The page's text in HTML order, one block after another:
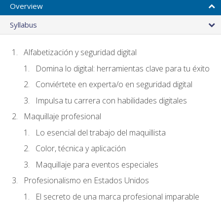
Overview
Syllabus
Alfabetización y seguridad digital
Domina lo digital: herramientas clave para tu éxito
Conviértete en experta/o en seguridad digital
Impulsa tu carrera con habilidades digitales
Maquillaje profesional
Lo esencial del trabajo del maquillista
Color, técnica y aplicación
Maquillaje para eventos especiales
Profesionalismo en Estados Unidos
El secreto de una marca profesional imparable